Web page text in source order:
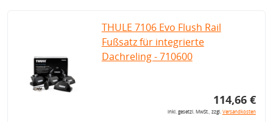
THULE 7106 Evo Flush Rail
Fußsatz für integrierte
Dachreling - 710600
114,66 €
inkl. gesetzl. MwSt., zzgl.Versandkosten